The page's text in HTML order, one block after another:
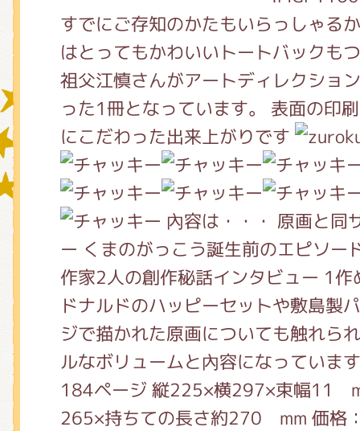
すでにご存知のかたもいらっしゃる
はとってもかわいいトートバックも
祖父江慎さんがアートディレクショ
った1冊となっています。 表面の印
にこだわった出来上がりです
內容は・・・ 原画と同
ー くまのがっこう誕生前のエピソー
作家2人の創作秘話インタビュー 1
ドナルドのハッピーセットや敷島製
ジで描かれた原画についても触れら
ルなボリュームと內容になってい
184ページ 縦225×横297×束幅11
265×持ちての長さ約270 mm 価格
グッズインフォメーション
ミュージカル・コンサート
おたのしみコンテンツ(クイズ・
チア ジャッキーズ！
くまのがっこう しょくいんしつ
くまのがっこう 家庭科部